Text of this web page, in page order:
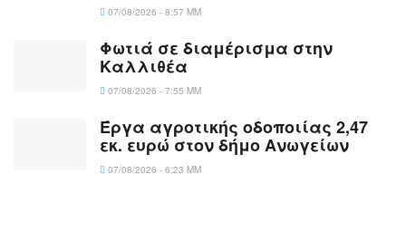
07/08/2026 - 8:57 ΜΜ
Φωτιά σε διαμέρισμα στην
Καλλιθέα
07/08/2026 - 7:55 ΜΜ
Έργα αγροτικής οδοποιίας 2,47
εκ. ευρώ στον δήμο Ανωγείων
07/08/2026 - 6:23 ΜΜ